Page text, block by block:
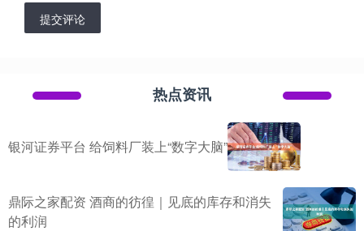
提交评论
热点资讯
银河证券平台 给饲料厂装上“数字大脑”
鼎际之家配资 酒商的彷徨｜见底的库存和消失
的利润